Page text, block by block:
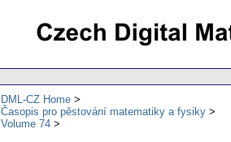
DML-CZ Home
Časopis pro pěstování matematiky a fysiky
Volume 74